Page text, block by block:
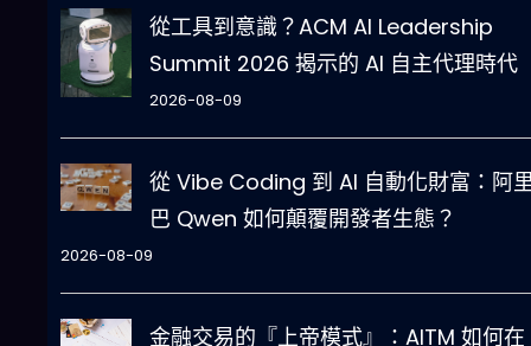
從工具到意識？ACM AI Leadership
Summit 2026 揭示的 AI 自主代理時代
2026-08-09
從 Vibe Coding 到 AI 自動化財富：阿
巴 Qwen 如何顛覆開發者生態？
2026-08-09
金融交易的『上帝模式』：AITM 如何在